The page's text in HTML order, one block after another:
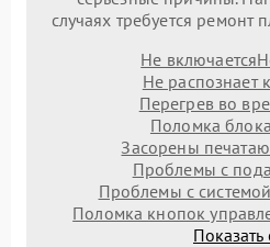
случаях требуется ремонт
Не включается
Не распознает
Перегрев во
Поломка
Засорены
Проблемы с
Проблемы с
Поломка кнопок